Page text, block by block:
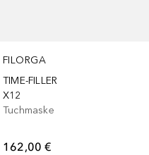
FILORGA
TIME-FILLER
X12
Tuchmaske
162,00 €